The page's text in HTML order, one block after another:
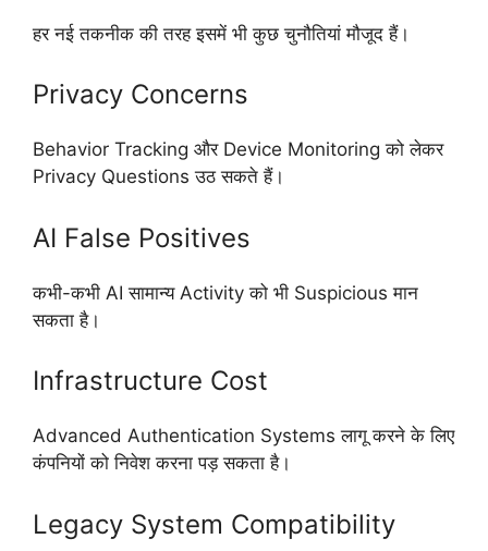
हर नई तकनीक की तरह इसमें भी कुछ चुनौतियां मौजूद हैं।
Privacy Concerns
Behavior Tracking और Device Monitoring को लेकर
Privacy Questions उठ सकते हैं।
AI False Positives
कभी-कभी AI सामान्य Activity को भी Suspicious मान
सकता है।
Infrastructure Cost
Advanced Authentication Systems लागू करने के लिए
कंपनियों को निवेश करना पड़ सकता है।
Legacy System Compatibility